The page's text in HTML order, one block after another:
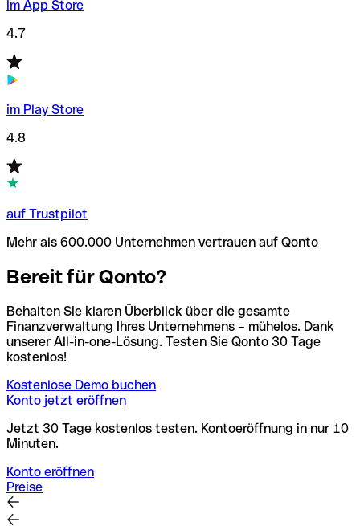
im App Store
4.7
im Play Store
4.8
auf Trustpilot
Mehr als 600.000 Unternehmen vertrauen auf Qonto
Bereit für Qonto?
Behalten Sie klaren Überblick über die gesamte
Finanzverwaltung Ihres Unternehmens – mühelos. Dank
unserer All-in-one-Lösung. Testen Sie Qonto 30 Tage
kostenlos!
Kostenlose Demo buchen
Konto jetzt eröffnen
Jetzt 30 Tage kostenlos testen. Kontoeröffnung in nur 10
Minuten.
Konto eröffnen
Preise